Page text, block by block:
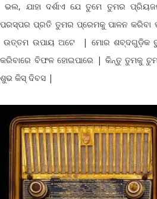
ଭଲ, ଯାହା ଦର୍ଶାଏ ଯେ ତୁମେ ତୁମର
ପରସ୍ପର ପ୍ରତି ତୁମର ପ୍ରେମକୁ ପାଳନ କରିବା
ଉତ୍ତମ ଉପାୟ ଅଟେ | ମୋର ଶବ୍ଦଗୁଡ଼ିକ
କରିବାରେ ବିଫଳ ହୋଇପାରେ | କିନ୍ତୁ ତୁମକୁ
ଶୁଭ କିସ୍ ଦିବସ |